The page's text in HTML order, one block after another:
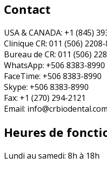
Contact
USA & CANADA: +1 (845)
Clinique CR: 011 (506)
Bureau de CR: 011 (506)
WhatsApp: +506 8383-8990
FaceTime: +506 8383-8990
Skype: +506 8383-8990
Fax: +1 (270) 294-2121
Email: info@crbiodental.com
Heures de
Lundi au samedi: 8h à 18h